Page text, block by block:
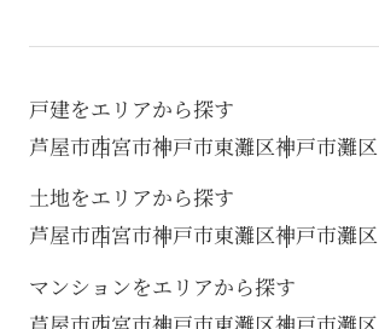
戸建をエリアから探す
芦屋市西宮市神戸市東灘区神戸市灘区
土地をエリアから探す
芦屋市西宮市神戸市東灘区神戸市灘区
マンションをエリアから探す